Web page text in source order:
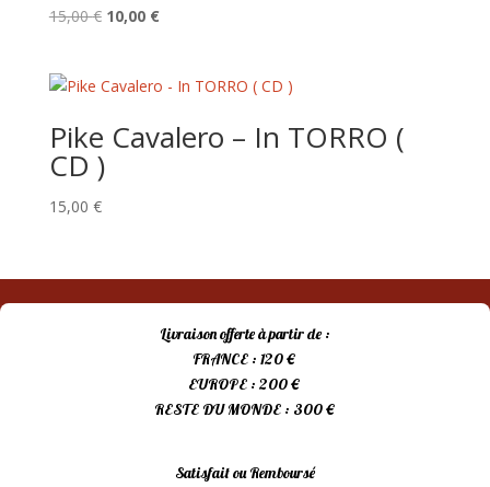
15,00€ Le
était :
10,00 €Le
est :
Pike Cavalero – In TORRO (
CD )
15,00 €
Livraison offerte à partir de :
FRANCE : 120 €
EUROPE : 200 €
RESTE DU MONDE : 300 €
Satisfait ou Remboursé